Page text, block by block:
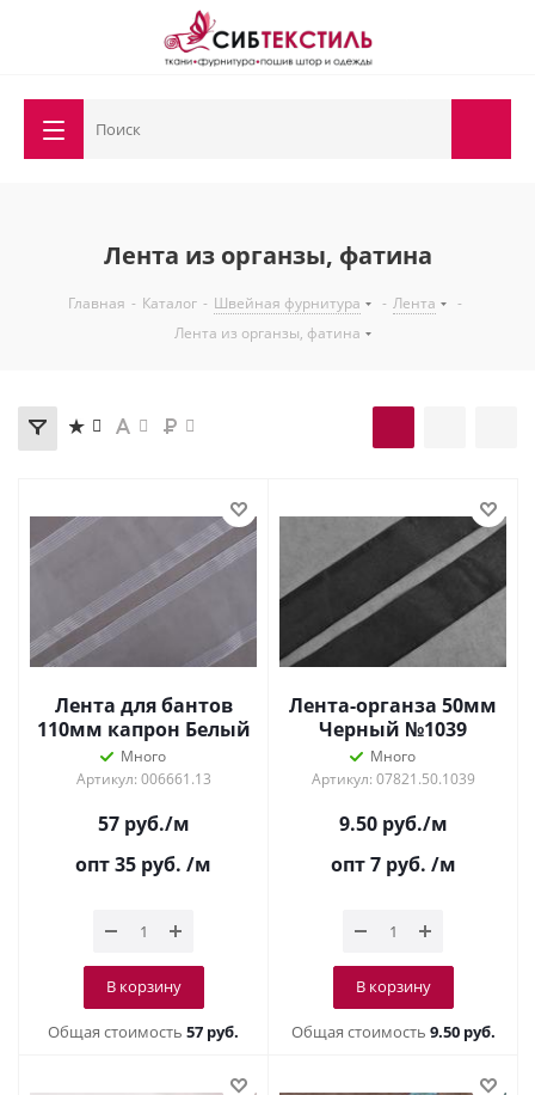
Лента из органзы, фатина
Главная - Каталог - Швейная фурнитура - Лента
-
Лента из органзы, фатина
Лента для бантов
110мм капрон Белый
Много
Артикул: 006661.13
57руб./м
опт 35 руб. /м
В корзину
Общая стоимость 57 руб.
Лента-органза 50мм
Черный №1039
Много
Артикул: 07821.50.1039
9.50руб./м
опт 7 руб. /м
В корзину
Общая стоимость 9.50 руб.